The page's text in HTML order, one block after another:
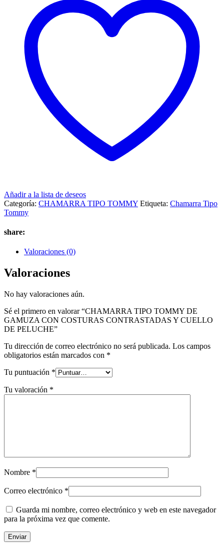
Añadir a la lista de deseos
Categoría: CHAMARRA TIPO TOMMY Etiqueta: Chamarra Tipo
Tommy
share:
Valoraciones (0)
Valoraciones
No hay valoraciones aún.
Sé el primero en valorar “CHAMARRA TIPO TOMMY DE
GAMUZA CON COSTURAS CONTRASTADAS Y CUELLO
DE PELUCHE”
Tu dirección de correo electrónico no será publicada. Los campos
obligatorios están marcados con *
Tu puntuación *
Tu valoración *
Nombre *
Correo electrónico *
Guarda mi nombre, correo electrónico y web en este navegador
para la próxima vez que comente.